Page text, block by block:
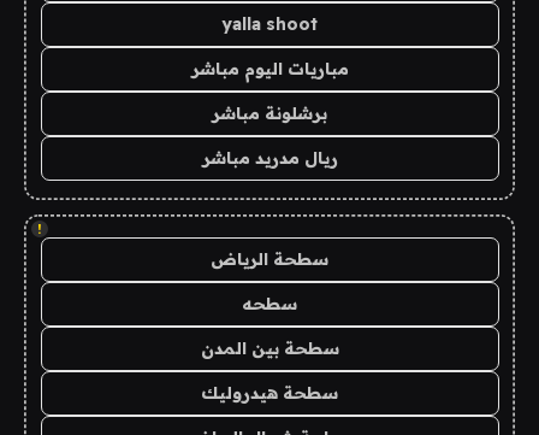
yalla shoot
مباريات اليوم مباشر
برشلونة مباشر
ريال مدريد مباشر
!
سطحة الرياض
سطحه
سطحة بين المدن
سطحة هيدروليك